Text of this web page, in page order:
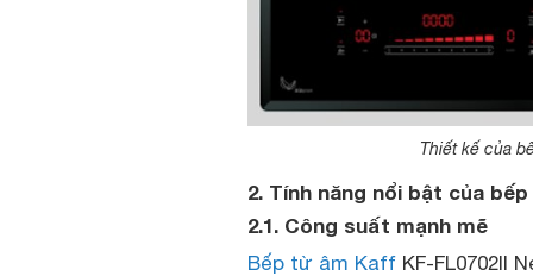
Thiết kế của
2. Tính năng nổi bật của
2.1. Công suất mạnh mẽ
Bếp từ âm Kaff KF-FL0702II